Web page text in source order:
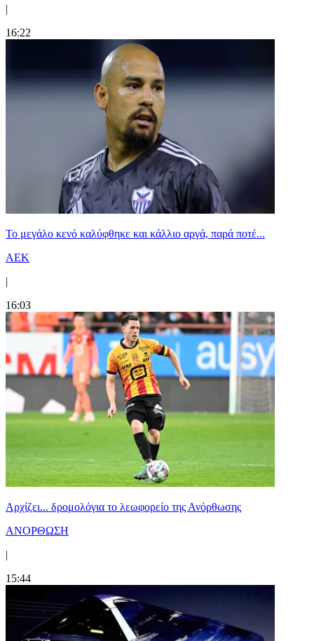
|
16:22
Το μεγάλο κενό καλύφθηκε και κάλλιο αργά, παρά ποτέ...
ΑΕΚ
|
16:03
Αρχίζει... δρομολόγια το λεωφορείο της Ανόρθωσης
ΑΝΟΡΘΩΣΗ
|
15:44